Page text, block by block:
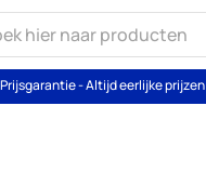
Prijsgarantie - Altijd eerlijke prijzen